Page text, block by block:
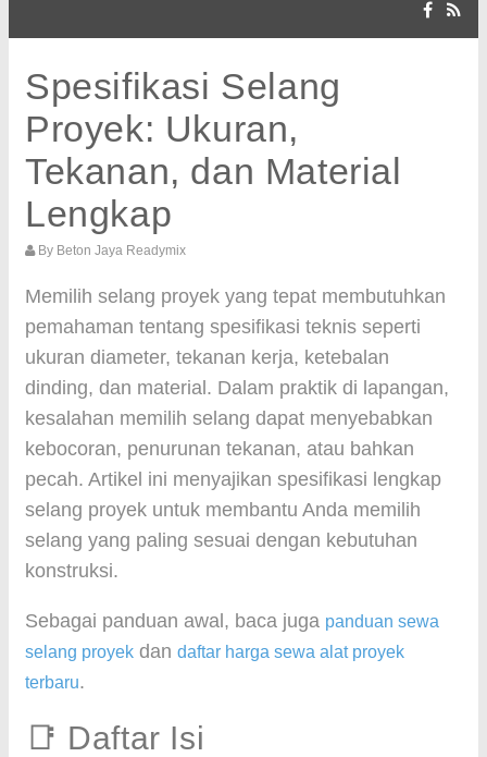
Spesifikasi Selang
Proyek: Ukuran,
Tekanan, dan Material
Lengkap
By Beton Jaya Readymix
Memilih selang proyek yang tepat membutuhkan
pemahaman tentang spesifikasi teknis seperti
ukuran diameter, tekanan kerja, ketebalan
dinding, dan material. Dalam praktik di lapangan,
kesalahan memilih selang dapat menyebabkan
kebocoran, penurunan tekanan, atau bahkan
pecah. Artikel ini menyajikan spesifikasi lengkap
selang proyek untuk membantu Anda memilih
selang yang paling sesuai dengan kebutuhan
konstruksi.
Sebagai panduan awal, baca juga panduan sewa
selang proyek dan daftar harga sewa alat proyek
terbaru.
📑 Daftar Isi